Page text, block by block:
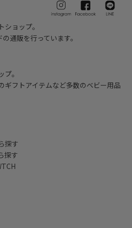
ョップ。
通販を行っています。
。
ギフトアイテムなど多数のベビー用品
探す
探す